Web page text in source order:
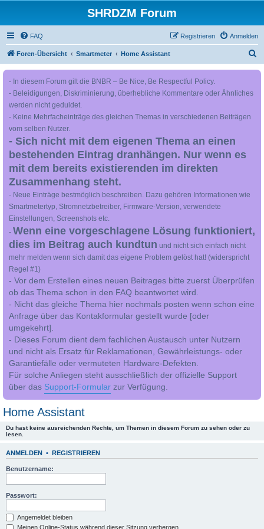
SHRDZM Forum
FAQ Anmelden
Registrieren
Foren-Übersicht Smartmeter Home Assistant
- In diesem Forum gilt die BNBR – Be Nice, Be Respectful Policy.
- Beleidigungen, Diskriminierung, überhebliche Kommentare oder Ähnliches
werden nicht geduldet.
- Keine Mehrfacheinträge des gleichen Themas in verschiedenen Beiträgen
vom selben Nutzer.
- Sich nicht mit dem eigenen Thema an einen
bestehenden Eintrag dranhängen. Nur wenn es
mit dem bereits existierenden im direkten
Zusammenhang steht.
- Neue Einträge bestmöglich beschreiben. Dazu gehören Informationen wie
Smartmetertyp, Stromnetzbetreiber, Firmware-Version, verwendete
Einstellungen, Screenshots etc.
- Wenn eine vorgeschlagene Lösung funktioniert,
dies im Beitrag auch kundtun und nicht sich einfach nicht
mehr melden wenn sich damit das eigene Problem gelöst hat! (widerspricht
Regel #1)
- Vor dem Erstellen eines neuen Beitrages bitte zuerst Überprüfen
ob das Thema schon in den FAQ beantwortet wird.
- Nicht das gleiche Thema hier nochmals posten wenn schon eine
Anfrage über das Kontakformular gestellt wurde [oder
umgekehrt].
- Dieses Forum dient dem fachlichen Austausch unter Nutzern
und nicht als Ersatz für Reklamationen, Gewährleistungs- oder
Garantiefälle oder vermuteten Hardware-Defekten.
Für solche Anliegen steht ausschließlich der offizielle Support
über das Support-Formular zur Verfügung.
Home Assistant
Du hast keine ausreichenden Rechte, um Themen in diesem Forum zu sehen oder zu
lesen.
ANMELDEN • REGISTRIEREN
Benutzername:
Passwort:
Angemeldet bleiben
Meinen Online-Status während dieser Sitzung verbergen